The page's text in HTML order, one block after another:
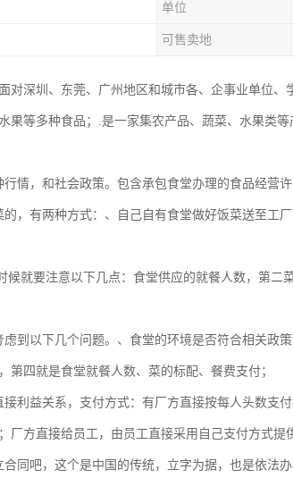
单位
可售卖地
对深圳、东莞、广州地区和城市各、企事业单位、
果等多种食品；.是一家集农产品、蔬菜、水果类等
情，和社会政策。包含承包食堂办理的食品经营许
，有两种方式：、自己自有食堂做好饭菜送至工
候就要注意以下几点：食堂供应的就餐人数，第二
到以下几个问题。、食堂的环境是否符合相关政
第四就是食堂就餐人数、菜的标配、餐费支付；
利益关系，支付方式：有厂方直接按每人头数支
厂方直接给员工，由员工直接采用自己支付方式提
同吧，这个是中国的传统，立字为据，也是依法